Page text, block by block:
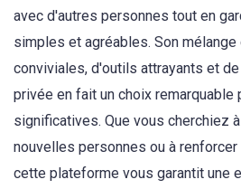
avec d'autres personnes tout en
simples et agréables. Son
conviviales, d'outils attrayants et
privée en fait un choix remarquable
significatives. Que vous cherchiez
nouvelles personnes ou à
cette plateforme vous garantit une